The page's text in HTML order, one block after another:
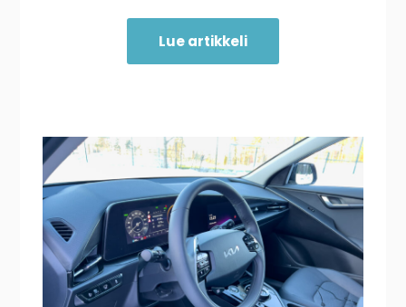
Lue artikkeli